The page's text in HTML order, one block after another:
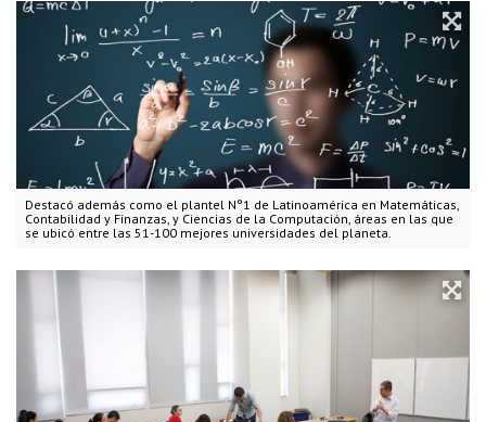
Destacó además como el plantel N°1 de Latinoamérica en Matemáticas,
Contabilidad y Finanzas, y Ciencias de la Computación, áreas en las que
se ubicó entre las 51-100 mejores universidades del planeta.